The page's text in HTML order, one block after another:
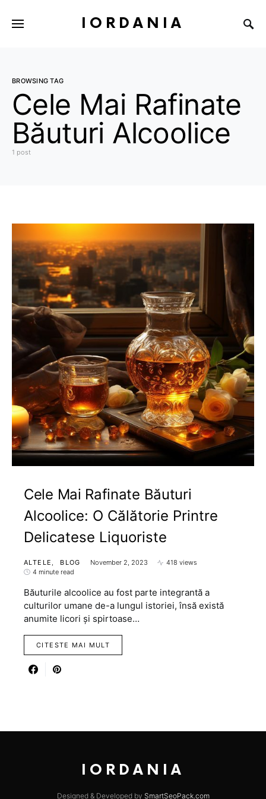
IORDANIA
BROWSING TAG
Cele Mai Rafinate
Băuturi Alcoolice
1 post
Cele Mai Rafinate Băuturi
Alcoolice: O Călătorie Printre
Delicatese Liquoriste
ALTELE BLOG November 2, 2023
418 views
4 minute read
Băuturile alcoolice au fost parte integrantă a
culturilor umane de-a lungul istoriei, însă există
anumite licori și spirtoase…
CITESTE MAI MULT
IORDANIA
Designed & Developed by SmartSeoPack.com